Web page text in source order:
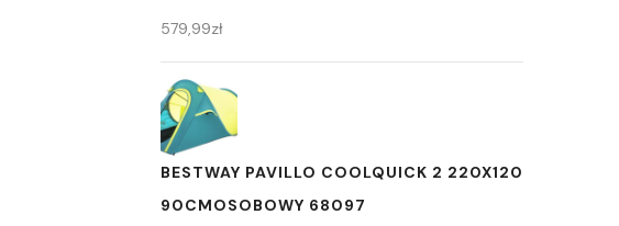
579,99zł
BESTWAY PAVILLO COOLQUICK 2 220X120
90CMOSOBOWY 68097